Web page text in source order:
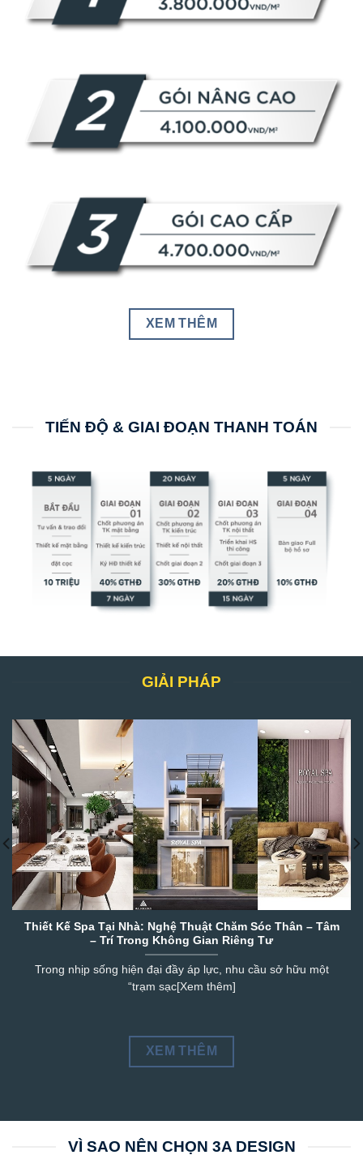
XEM THÊM
TIẾN ĐỘ & GIAI ĐOẠN THANH TOÁN
GIẢI PHÁP
Thiết Kế Spa Tại Nhà: Nghệ Thuật Chăm Sóc Thân – Tâm
– Trí Trong Không Gian Riêng Tư
Trong nhịp sống hiện đại đầy áp lực, nhu cầu sở hữu một
“trạm sạc[Xem thêm]
XEM THÊM
VÌ SAO NÊN CHỌN 3A DESIGN